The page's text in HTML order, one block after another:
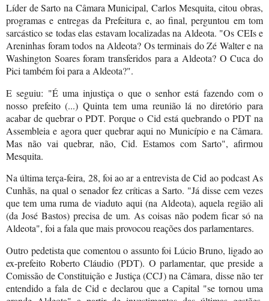
Líder de Sarto na Câmara Municipal, Carlos Mesquita, citou obras,
programas e entregas da Prefeitura e, ao final, perguntou em tom
sarcástico se todas elas estavam localizadas na Aldeota. "Os CEIs e
Areninhas foram todos na Aldeota? Os terminais do Zé Walter e na
Washington Soares foram transferidos para a Aldeota? O Cuca do
Pici também foi para a Aldeota?".
E seguiu: "É uma injustiça o que o senhor está fazendo com o
nosso prefeito (...) Quinta tem uma reunião lá no diretório para
acabar de quebrar o PDT. Porque o Cid está quebrando o PDT na
Assembleia e agora quer quebrar aqui no Município e na Câmara.
Mas não vai quebrar, não, Cid. Estamos com Sarto", afirmou
Mesquita.
Na última terça-feira, 28, foi ao ar a entrevista de Cid ao podcast As
Cunhãs, na qual o senador fez críticas a Sarto. "Já disse cem vezes
que tem uma ruma de viaduto aqui (na Aldeota), aquela região ali
(da José Bastos) precisa de um. As coisas não podem ficar só na
Aldeota", foi a fala que mais provocou reações dos parlamentares.
Outro pedetista que comentou o assunto foi Lúcio Bruno, ligado ao
ex-prefeito Roberto Cláudio (PDT). O parlamentar, que preside a
Comissão de Constituição e Justiça (CCJ) na Câmara, disse não ter
entendido a fala de Cid e declarou que a Capital "se tornou uma